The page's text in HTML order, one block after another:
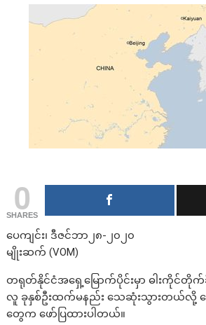
0
SHARES
ပေကျင်း၊ ဒီဇင်ဘာ၂၈-၂၀၂၀
မျိုးဆက် (VOM)
တရုတ်နိုင်ငံအရှေ့မြောက်ပိုင်းမှာ ဓါးကိုင်တို
လူ ခုနှစ်ဦးထက်မနည်း သေဆုံးသွားတယ်လို့
တွေက ဖော်ပြထားပါတယ်။